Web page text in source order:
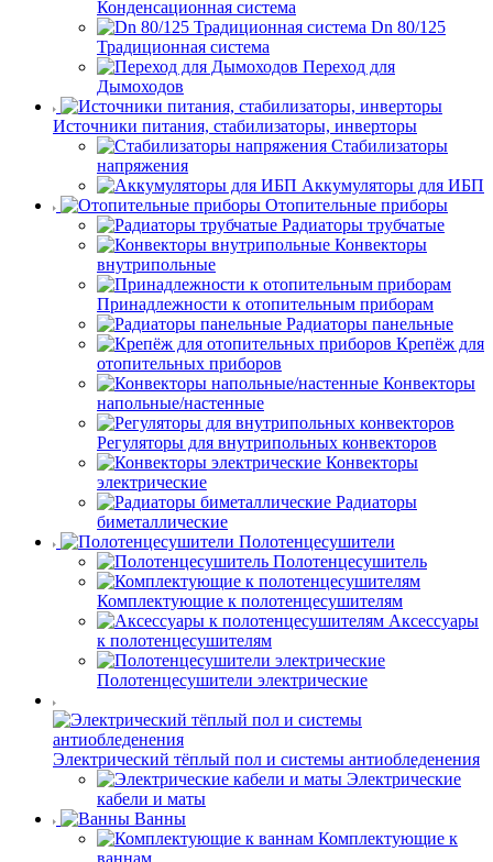
Конденсационная система
Dn 80/125
Традиционная система
Переход для
Дымоходов
Источники питания, стабилизаторы, инверторы
Стабилизаторы
напряжения
Аккумуляторы для ИБП
Отопительные приборы
Радиаторы трубчатые
Конвекторы
внутрипольные
Принадлежности к отопительным приборам
Радиаторы панельные
Крепёж для
отопительных приборов
Конвекторы
напольные/настенные
Регуляторы для внутрипольных конвекторов
Конвекторы
электрические
Радиаторы
биметаллические
Полотенцесушители
Полотенцесушитель
Комплектующие к полотенцесушителям
Аксессуары
к полотенцесушителям
Полотенцесушители электрические
Электрический тёплый пол и системы антиобледенения
Электрические
кабели и маты
Ванны
Комплектующие к
ваннам